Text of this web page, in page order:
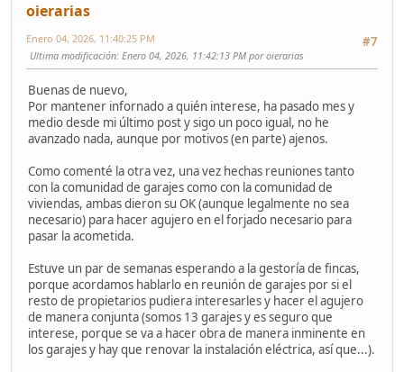
oierarias
#7
Enero 04, 2026, 11:40:25 PM
Ultima modificación: Enero 04, 2026, 11:42:13 PM por oierarias
Buenas de nuevo,
Por mantener infornado a quién interese, ha pasado mes y
medio desde mi último post y sigo un poco igual, no he
avanzado nada, aunque por motivos (en parte) ajenos.
Como comenté la otra vez, una vez hechas reuniones tanto
con la comunidad de garajes como con la comunidad de
viviendas, ambas dieron su OK (aunque legalmente no sea
necesario) para hacer agujero en el forjado necesario para
pasar la acometida.
Estuve un par de semanas esperando a la gestoría de fincas,
porque acordamos hablarlo en reunión de garajes por si el
resto de propietarios pudiera interesarles y hacer el agujero
de manera conjunta (somos 13 garajes y es seguro que
interese, porque se va a hacer obra de manera inminente en
los garajes y hay que renovar la instalación eléctrica, así que...).